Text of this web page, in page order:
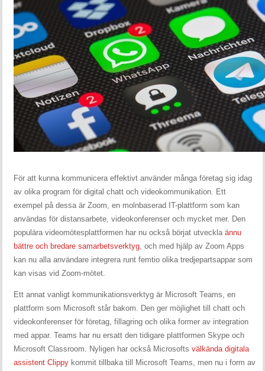
För att kunna kommunicera effektivt använder många företag sig idag
av olika program för digital chatt och videokommunikation. Ett
exempel på dessa är Zoom, en molnbaserad IT-plattform som kan
användas för distansarbete, videokonferenser och mycket mer. Den
populära videomötesplattformen har nu också börjat utvecklaännu
bättre och bredare samarbetsverktyg, och med hjälp av Zoom Apps
kan nu alla användare integrera runt femtio olika tredjepartsappar som
kan visas vid Zoom-mötet.
Ett annat vanligt kommunikationsverktyg är Microsoft Teams, en
plattform som Microsoft står bakom. Den ger möjlighet till chatt och
videokonferenser för företag, fillagring och olika former av integration
med appar. Teams har nu ersatt den tidigare plattformen Skype och
Microsoft Classroom. Nyligen har också Microsoftsvälkända digitala
assistent Clippy kommit tillbaka till Microsoft Teams, men nu i form av